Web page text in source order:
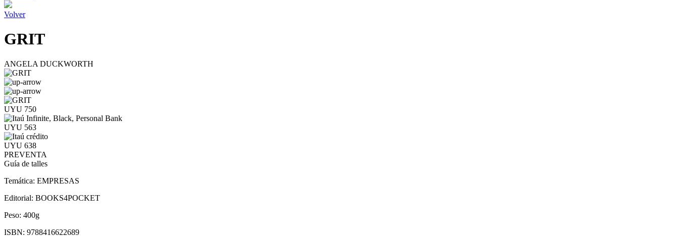
Volver
GRIT
ANGELA DUCKWORTH
UYU 750
UYU 563
UYU 638
PREVENTA
Guía de talles
Temática: EMPRESAS
Editorial: BOOKS4POCKET
Peso: 400g
ISBN: 9788416622689